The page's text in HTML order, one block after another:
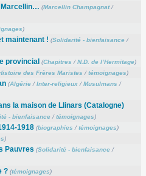
Marcellin… (Marcellin Champagnat/
)
maintenant ! (Solidarité - bienfaisance/
provincial (Chapitres /N.D. de l’Hermitage)
des Frères Maristes /témoignages)
(Algérie/Inter-religieux/Musulmans /
la maison de Llinars (Catalogne)
- bienfaisance/témoignages)
1918 (biographies /témoignages)
)
Pauvres (Solidarité - bienfaisance/
? (témoignages)